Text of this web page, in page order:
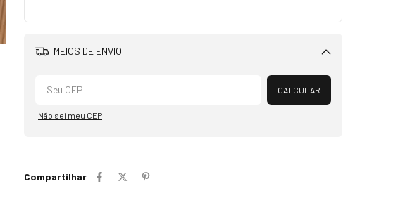
MEIOS DE ENVIO
Alterar CEP
CALCULAR
Não sei meu CEP
Compartilhar